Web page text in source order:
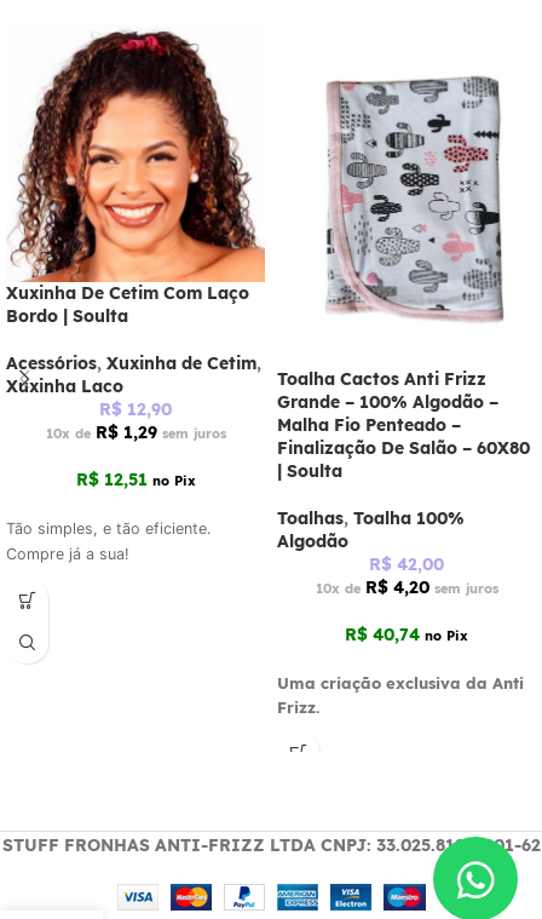
Xuxinha De Cetim Com Laço
Bordo | Soulta
Acessórios, Xuxinha de Cetim,
Xuxinha Laco
R$ 12,90
10x de R$1,29 sem juros
R$12,51 no Pix
Tão simples, e tão eficiente.
Compre já a sua!
Toalha Cactos Anti Frizz
Grande – 100% Algodão –
Malha Fio Penteado –
Finalização De Salão – 60X80
| Soulta
Toalhas, Toalha 100%
Algodão
R$ 42,00
10x de R$4,20 sem juros
R$ 40,74 no Pix
Uma criação exclusiva da Anti
Frizz.
STUFF FRONHAS ANTI-FRIZZ LTDA CNPJ: 33.025.819/0001-62